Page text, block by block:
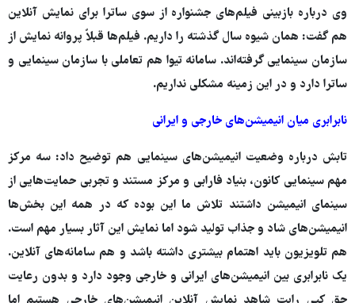
وی درباره بازبینی فیلم‌های جشنواره از سوی ساترا برای نمایش آنلاین
هم گفت: همان شیوه سال گذشته را داریم. فیلم‌ها قبلاً پروانه نمایش از
سازمان سینمایی گرفته‌اند. سامانه تیوا هم تعاملی با سازمان سینمایی و
ساترا دارد و در این زمینه مشکلی نداریم.
نابرابری میان انیمیشن‌های خارجی و ایرانی
تابش درباره وضعیت انیمیشن‌های سینمایی هم توضیح داد: سه مرکز
مهم سینمایی کانون، بنیاد فارابی و مرکز مستند و تجربی حمایت‌هایی از
سینمای انیمیشن داشتند تلاش ما این بوده که در همه این بخش‌ها
انیمیشن‌های شاد و جذاب تولید شود اما نمایش این آثار بسیار مهم است.
هم تلویزیون باید اهتمام بیشتری داشته باشد و هم سامانه‌های آنلاین.
یک نابرابری بین انیمیشن‌های ایرانی و خارجی وجود دارد و بدون رعایت